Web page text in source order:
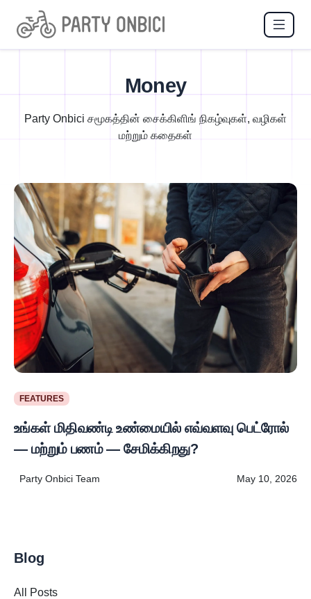
Money
Party Onbici சமூகத்தின் சைக்கிளிங் நிகழ்வுகள், வழிகள்
மற்றும் கதைகள்
FEATURES
உங்கள் மிதிவண்டி உண்மையில் எவ்வளவு பெட்ரோல்
— மற்றும் பணம் — சேமிக்கிறது?
Party Onbici Team May 10, 2026
Blog
All Posts